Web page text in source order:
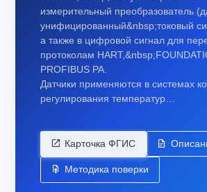
измерительный преобразователь
унифицированный&nbsp;токовый
а также в цифровой сигнал для
протоколам
PROFIBUS РА.
Датчики применяются в системах
регулирования температур…
Карточка ФГИС
Методика поверки